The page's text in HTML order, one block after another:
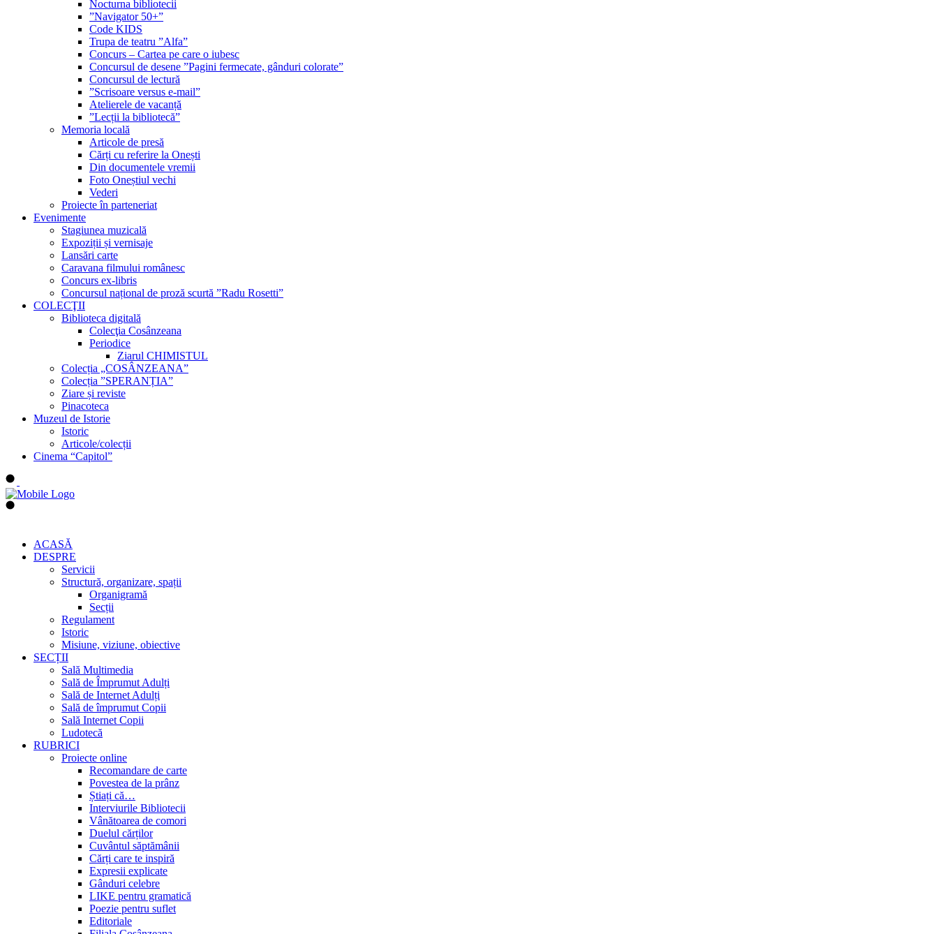
Nocturna bibliotecii
”Navigator 50+”
Code KIDS
Trupa de teatru ”Alfa”
Concurs – Cartea pe care o iubesc
Concursul de desene ”Pagini fermecate, gânduri colorate”
Concursul de lectură
”Scrisoare versus e-mail”
Atelierele de vacanță
”Lecții la bibliotecă”
Memoria locală
Articole de presă
Cărți cu referire la Onești
Din documentele vremii
Foto Oneștiul vechi
Vederi
Proiecte în parteneriat
Evenimente
Stagiunea muzicală
Expoziții și vernisaje
Lansări carte
Caravana filmului românesc
Concurs ex-libris
Concursul național de proză scurtă ”Radu Rosetti”
COLECŢII
Biblioteca digitală
Colecţia Cosânzeana
Periodice
Ziarul CHIMISTUL
Colecția „COSÂNZEANA”
Colecția ”SPERANȚIA”
Ziare și reviste
Pinacoteca
Muzeul de Istorie
Istoric
Articole/colecții
Cinema “Capitol”
ACASĂ
DESPRE
Servicii
Structură, organizare, spații
Organigramă
Secții
Regulament
Istoric
Misiune, viziune, obiective
SECȚII
Sală Multimedia
Sală de Împrumut Adulți
Sală de Internet Adulți
Sală de împrumut Copii
Sală Internet Copii
Ludotecă
RUBRICI
Proiecte online
Recomandare de carte
Povestea de la prânz
Știați că…
Interviurile Bibliotecii
Vânătoarea de comori
Duelul cărților
Cuvântul săptămânii
Cărți care te inspiră
Expresii explicate
Gânduri celebre
LIKE pentru gramatică
Poezie pentru suflet
Editoriale